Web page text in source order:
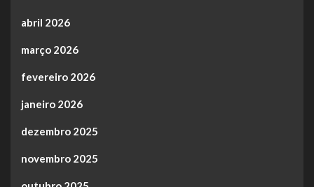
abril 2026
março 2026
fevereiro 2026
janeiro 2026
dezembro 2025
novembro 2025